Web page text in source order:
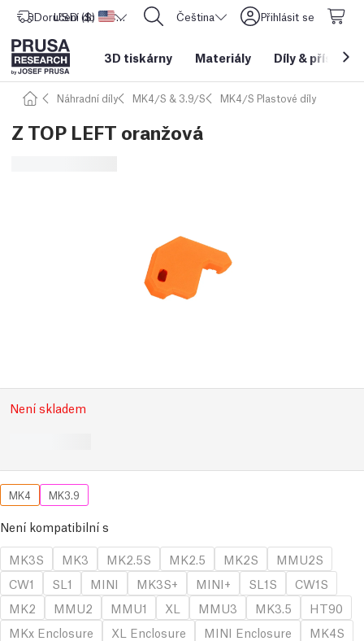
Doručení do Spojené státy americké
USD ($) CORE One L: Nyní skladem! Čeština Přihlásit se
3D tiskárny Materiály Díly &
Náhradní díly MK4/S & 3.9/S MK4/S Plastové díly
Z TOP LEFT oranžová
Není skladem
MK4 MK3.9
Není kompatibilní s
MK3S
MK3 MK2.5S MK2.5 MK2S
MMU2S
CW1
SL1 MINI MK3S+ MINI+ SL1S
CW1S
MK2
MMU2 MMU1 XL MMU3 MK3.5
HT90
MKx Enclosure
XL Enclosure MINI Enclosure
MK4S